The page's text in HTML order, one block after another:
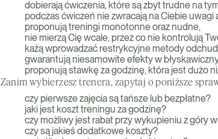
dobierają ćwiczenia, które są zbyt trudne na
podczas ćwiczeń nie zwracają na Ciebie
proponują treningi monotonne oraz nudne,
nie mierzą Cię wcale, przez co nie kontrolują
każą wprowadzać restrykcyjne metody
gwarantują niesamowite efekty w
proponują stawkę za godzinę, która jest dużo
Zanim wybierzesz trenera, zapytaj o poniższe
czy pierwsze zajęcia są tańsze lub bezpłatne?
jaki jest koszt treningu za godzinę?
czy możliwy jest rabat przy wykupieniu z góry
czy są jakieś dodatkowe koszty?